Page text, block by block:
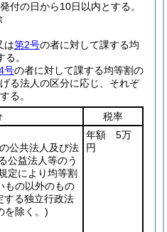
付の日から10日以内とする。
は第2号の者に対して課する均
。
号の者に対して課する均等割の
る法人の区分に応じ、それぞ
る。
税率
公共法人及び法
公益法人等のう
定により均等割
もの以外のもの
する独立行政法
を除く。)
年額 5万
円